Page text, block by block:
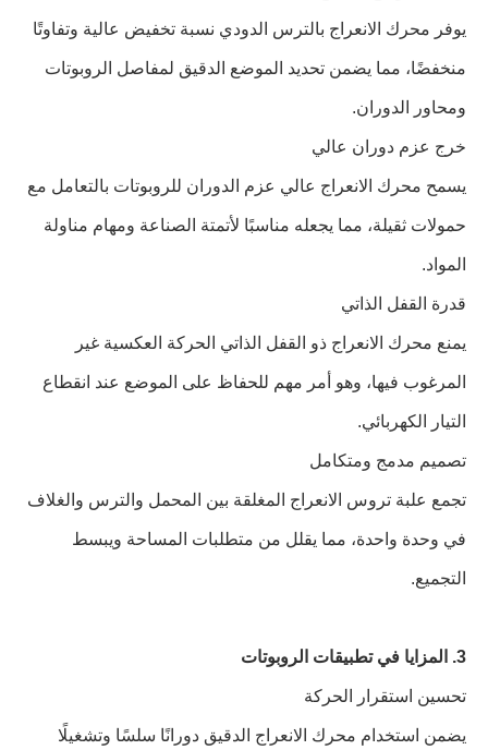
يوفر محرك الانعراج بالترس الدودي نسبة تخفيض عالية وتفاوتًا
منخفضًا، مما يضمن تحديد الموضع الدقيق لمفاصل الروبوتات
ومحاور الدوران.
خرج عزم دوران عالي
يسمح محرك الانعراج عالي عزم الدوران للروبوتات بالتعامل مع
حمولات ثقيلة، مما يجعله مناسبًا لأتمتة الصناعة ومهام مناولة
المواد.
قدرة القفل الذاتي
يمنع محرك الانعراج ذو القفل الذاتي الحركة العكسية غير
المرغوب فيها، وهو أمر مهم للحفاظ على الموضع عند انقطاع
التيار الكهربائي.
تصميم مدمج ومتكامل
تجمع علبة تروس الانعراج المغلقة بين المحمل والترس والغلاف
في وحدة واحدة، مما يقلل من متطلبات المساحة ويبسط
التجميع.
3. المزايا في تطبيقات الروبوتات
تحسين استقرار الحركة
يضمن استخدام محرك الانعراج الدقيق دورانًا سلسًا وتشغيلًا